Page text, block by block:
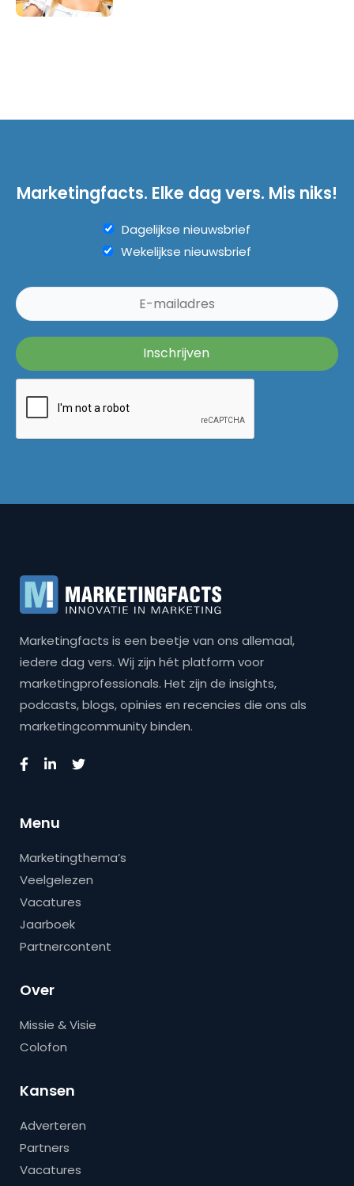
Marketingfacts. Elke dag vers. Mis niks!
Dagelijkse nieuwsbrief
Wekelijkse nieuwsbrief
Marketingfacts is een beetje van ons allemaal,
iedere dag vers. Wij zijn hét platform voor
marketingprofessionals. Het zijn de insights,
podcasts, blogs, opinies en recencies die ons als
marketingcommunity binden.
Menu
Marketingthema’s
Veelgelezen
Vacatures
Jaarboek
Partnercontent
Over
Missie & Visie
Colofon
Kansen
Adverteren
Partners
Vacatures